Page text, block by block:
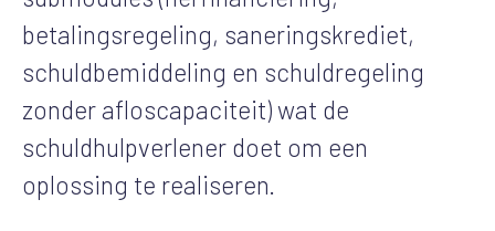
betalingsregeling, saneringskrediet,
schuldbemiddeling en schuldregeling
zonder afloscapaciteit) wat de
schuldhulpverlener doet om een
oplossing te realiseren.